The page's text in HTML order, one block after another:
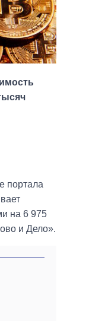
портала
на 6 975
и Дело».